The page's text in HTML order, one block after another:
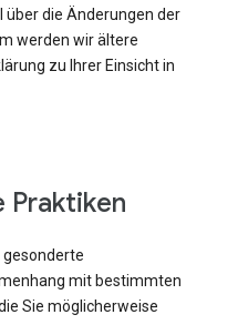
über die Änderungen der
werden wir ältere
zu Ihrer Einsicht in
Praktiken
gesonderte
mit bestimmten
Sie möglicherweise